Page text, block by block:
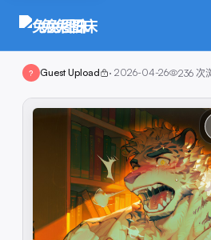
兔兔图床
? Guest Upload · 2026-04-26 236 次